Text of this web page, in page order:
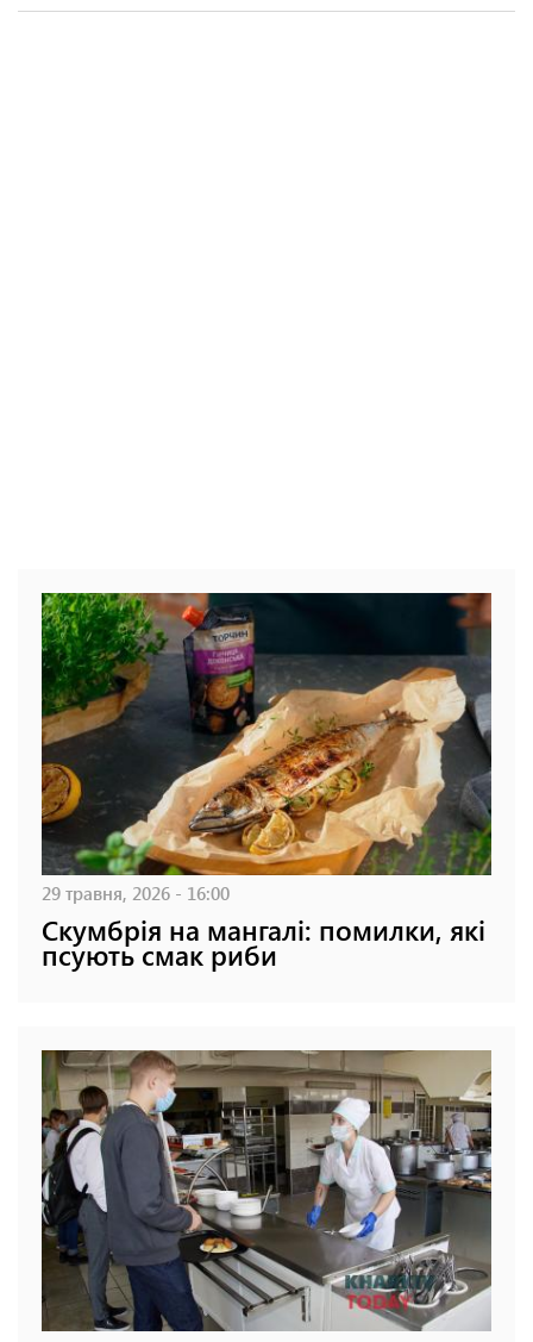
29 травня, 2026 - 16:00
Скумбрія на мангалі: помилки, які
псують смак риби